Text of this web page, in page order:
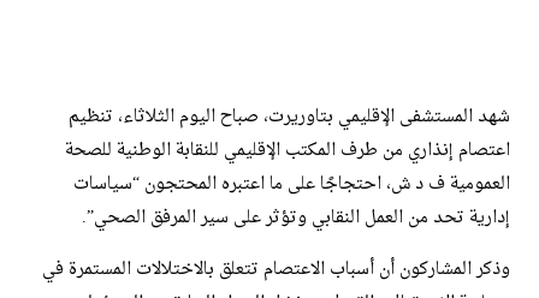
شهد المستشفى الإقليمي بتاوريرت، صباح اليوم الثلاثاء، تنظيم
اعتصام إنذاري من طرف المكتب الإقليمي للنقابة الوطنية للصحة
العمومية ف د ش، احتجاجًا على ما اعتبره المحتجون “سياسات
إدارية تحد من العمل النقابي وتؤثر على سير المرفق الصحي”.
وذكر المشاركون أن أسباب الاعتصام تتعلق بالاختلالات المستمرة في